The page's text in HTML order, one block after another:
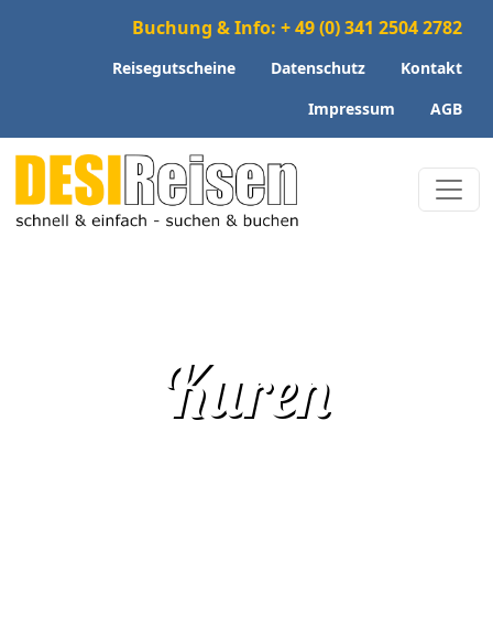
Buchung & Info: + 49 (0) 341 2504 2782
Reisegutscheine Datenschutz
Kontakt
Impressum
AGB
Kuren